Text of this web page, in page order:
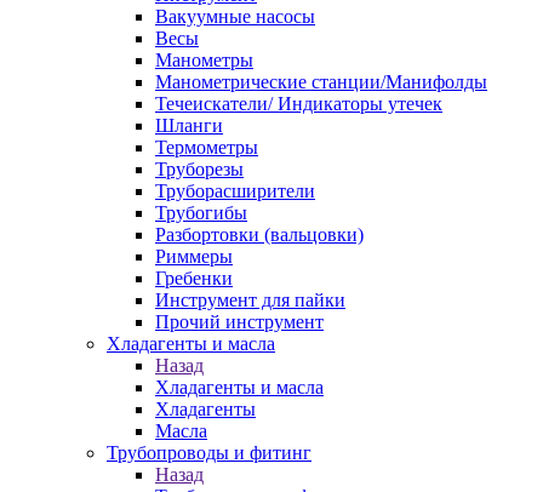
Вакуумные насосы
Весы
Манометры
Манометрические станции/Манифолды
Течеискатели/ Индикаторы утечек
Шланги
Термометры
Труборезы
Труборасширители
Трубогибы
Разбортовки (вальцовки)
Риммеры
Гребенки
Инструмент для пайки
Прочий инструмент
Хладагенты и масла
Назад
Хладагенты и масла
Хладагенты
Масла
Трубопроводы и фитинг
Назад